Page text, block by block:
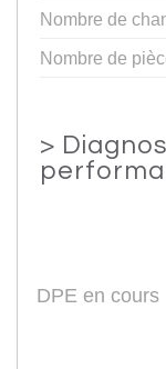
Nombre de
Nombre de
>
DPE en cours